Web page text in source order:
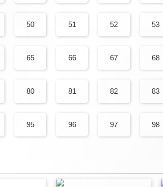
50 51 52 53
65 66 67 68
80 81 82 83
95 96 97 98